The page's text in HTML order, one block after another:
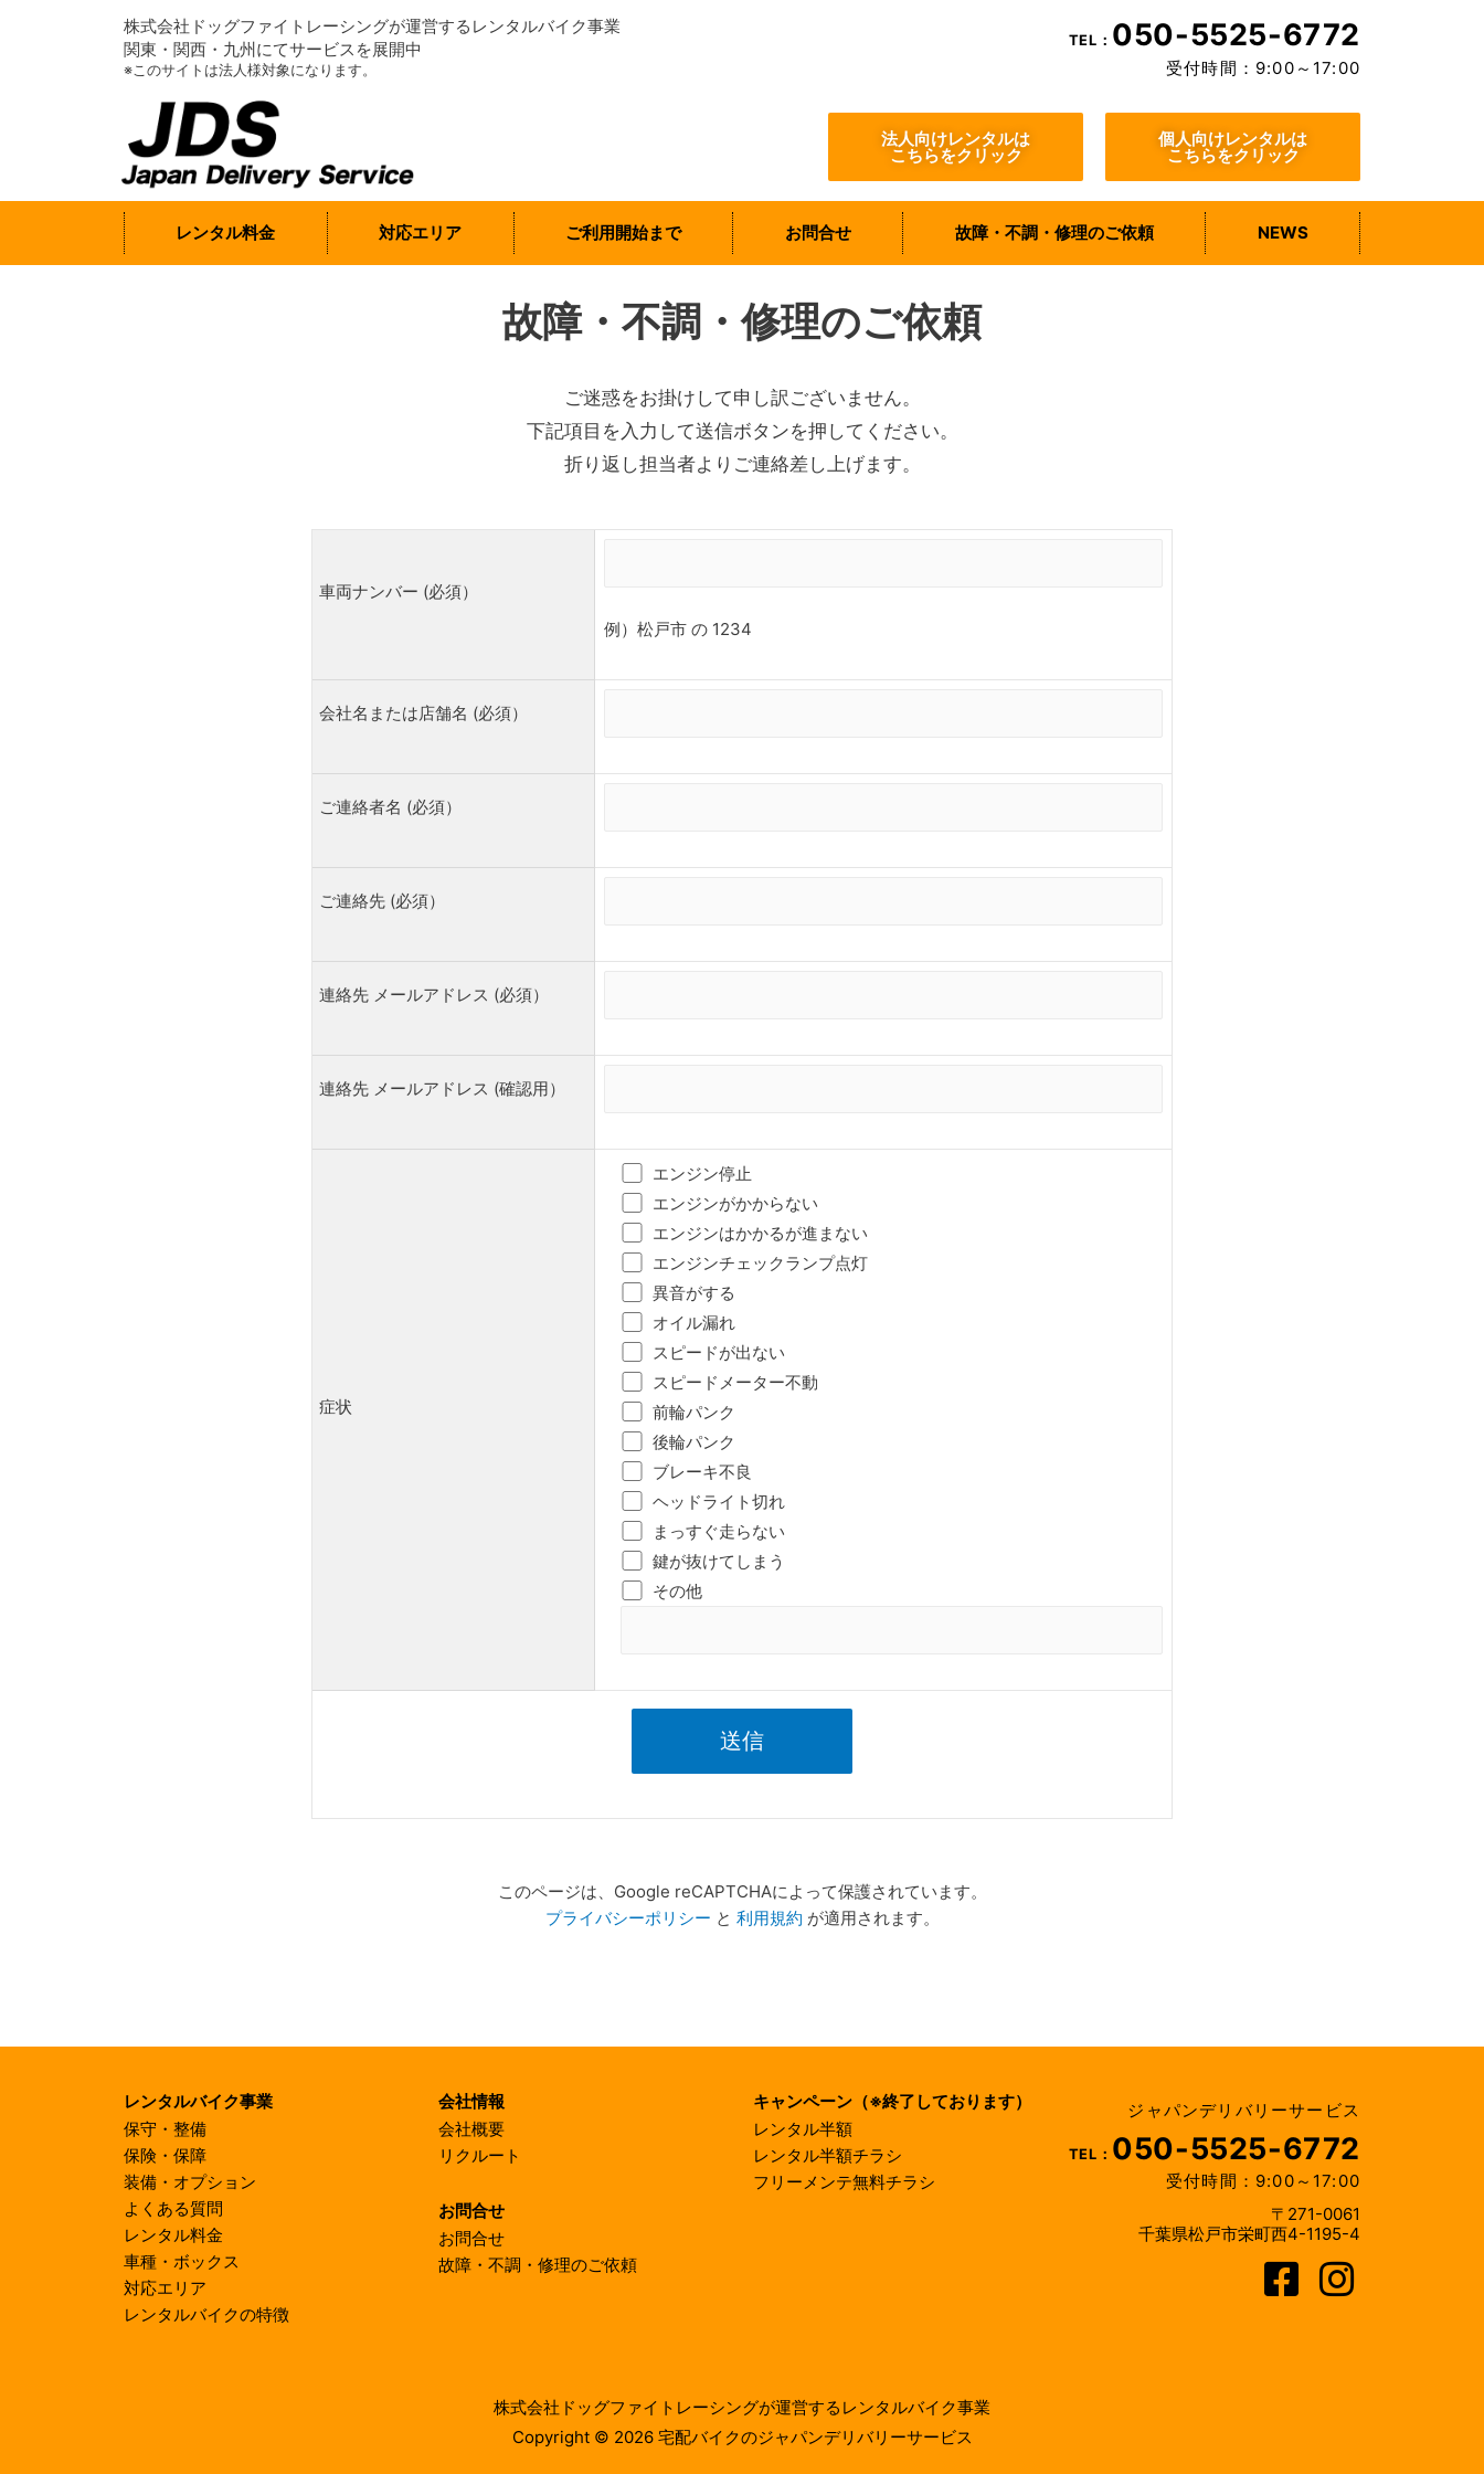
株式会社ドッグファイトレーシングが運営するレンタルバイク事業
関東・関西・九州にてサービスを展開中
※このサイトは法人様対象になります。
TEL： 050-5525-6772
受付時間：9:00～17:00
法人向けレンタルは
こちらをクリック
個人向けレンタルは
こちらをクリック
レンタル料金 対応エリア ご利用開始まで お問合せ 故障・不調・修理のご依頼 NEWS
故障・不調・修理のご依頼
ご迷惑をお掛けして申し訳ございません。
下記項目を入力して送信ボタンを押してください。
折り返し担当者よりご連絡差し上げます。
⾞両ナンバー (必須）
例）松戸市 の 1234
会社名または店舗名 (必須）
ご連絡者名 (必須）
ご連絡先 (必須）
連絡先 メールアドレス (必須）
連絡先 メールアドレス (確認用）
症状
エンジン停⽌
エンジンがかからない
エンジンはかかるが進まない
エンジンチェックランプ点灯
異音がする
オイル漏れ
スピードが出ない
スピードメーター不動
前輪パンク
後輪パンク
ブレーキ不良
ヘッドライト切れ
まっすぐ走らない
鍵が抜けてしまう
その他
このページは、Google reCAPTCHAによって保護されています。
プライバシーポリシー と 利用規約 が適用されます。
レンタルバイク事業
保守・整備
保険・保障
装備・オプション
よくある質問
レンタル料金
車種・ボックス
対応エリア
レンタルバイクの特徴
会社情報
会社概要
リクルート
お問合せ
お問合せ
故障・不調・修理のご依頼
キャンペーン（※終了しております）
レンタル半額
レンタル半額チラシ
フリーメンテ無料チラシ
ジャパンデリバリーサービス
TEL： 050-5525-6772
受付時間：9:00～17:00
〒271-0061
千葉県松戸市栄町西4-1195-4
株式会社ドッグファイトレーシングが運営するレンタルバイク事業
Copyright © 2026 宅配バイクのジャパンデリバリーサービス